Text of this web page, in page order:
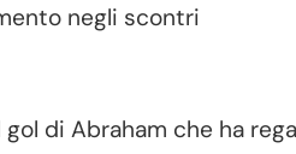
negli scontri
di Abraham che ha